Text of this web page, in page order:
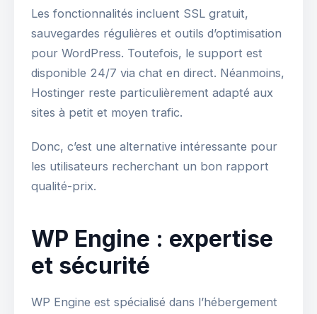
Les fonctionnalités incluent SSL gratuit,
sauvegardes régulières et outils d’optimisation
pour WordPress. Toutefois, le support est
disponible 24/7 via chat en direct. Néanmoins,
Hostinger reste particulièrement adapté aux
sites à petit et moyen trafic.
Donc, c’est une alternative intéressante pour
les utilisateurs recherchant un bon rapport
qualité-prix.
WP Engine : expertise
et sécurité
WP Engine est spécialisé dans l’hébergement